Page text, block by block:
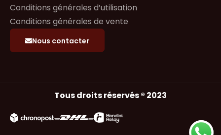
Conditions générales d’utilisation
Conditions générales de vente
Nous contacter
Tous droits réservés ® 2023